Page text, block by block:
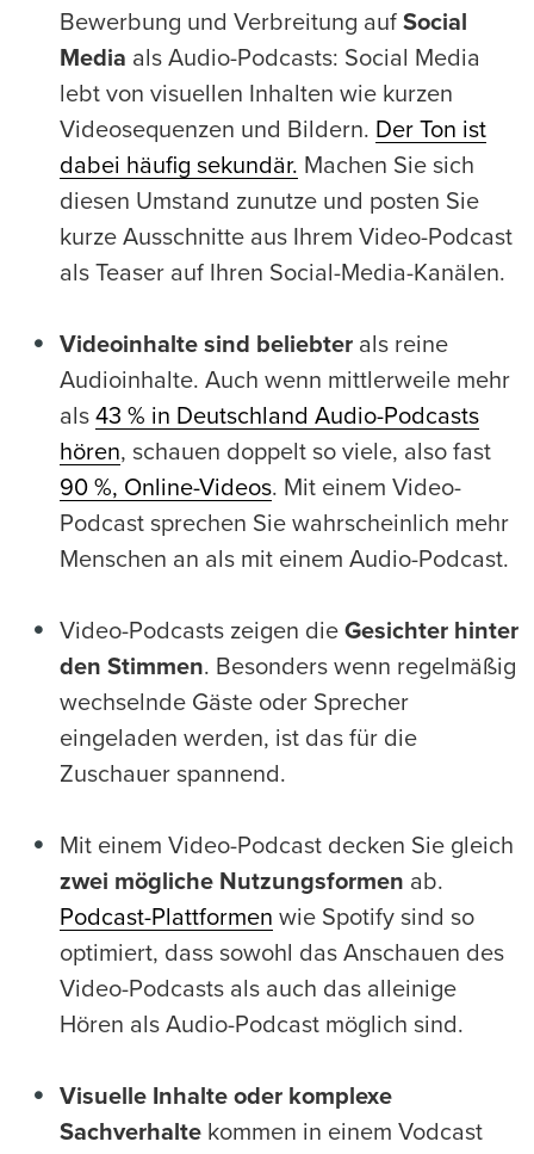
Bewerbung und Verbreitung auf Social
Media als Audio-Podcasts: Social Media
lebt von visuellen Inhalten wie kurzen
Videosequenzen und Bildern. Der Ton ist
dabei häufig sekundär. Machen Sie sich
diesen Umstand zunutze und posten Sie
kurze Ausschnitte aus Ihrem Video-Podcast
als Teaser auf Ihren Social-Media-Kanälen.
Videoinhalte sind beliebter als reine
Audioinhalte. Auch wenn mittlerweile mehr
als 43 % in Deutschland Audio-Podcasts
hören, schauen doppelt so viele, also fast
90 %, Online-Videos. Mit einem Video-
Podcast sprechen Sie wahrscheinlich mehr
Menschen an als mit einem Audio-Podcast.
Video-Podcasts zeigen die Gesichter hinter
den Stimmen. Besonders wenn regelmäßig
wechselnde Gäste oder Sprecher
eingeladen werden, ist das für die
Zuschauer spannend.
Mit einem Video-Podcast decken Sie gleich
zwei mögliche Nutzungsformen ab.
Podcast-Plattformen wie Spotify sind so
optimiert, dass sowohl das Anschauen des
Video-Podcasts als auch das alleinige
Hören als Audio-Podcast möglich sind.
Visuelle Inhalte oder komplexe
Sachverhalte kommen in einem Vodcast